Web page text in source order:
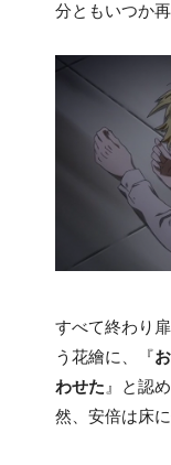
分ともいつか
すべて終わり
う花繪に、『
わせた 』と認
然、安倍は床